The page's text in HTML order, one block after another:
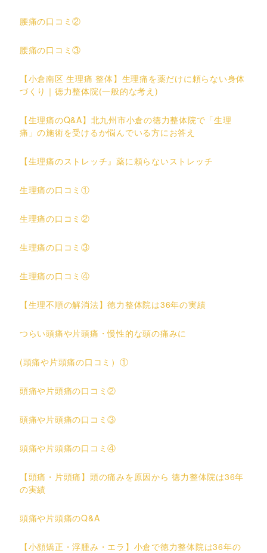
腰痛の口コミ②
腰痛の口コミ③
【小倉南区 生理痛 整体】生理痛を薬だけに頼らない身体
づくり｜徳力整体院(一般的な考え)
【生理痛のQ&A】北九州市小倉の徳力整体院で「生理
痛」の施術を受けるか悩んでいる方にお答え
【生理痛のストレッチ』薬に頼らないストレッチ
生理痛の口コミ①
生理痛の口コミ②
生理痛の口コミ③
生理痛の口コミ④
【生理不順の解消法】徳力整体院は36年の実績
つらい頭痛や片頭痛・慢性的な頭の痛みに
(頭痛や片頭痛の口コミ）①
頭痛や片頭痛の口コミ②
頭痛や片頭痛の口コミ③
頭痛や片頭痛の口コミ④
【頭痛・片頭痛】頭の痛みを原因から 徳力整体院は36年
の実績
頭痛や片頭痛のQ&A
【小顔矯正・浮腫み・エラ】小倉で徳力整体院は36年の